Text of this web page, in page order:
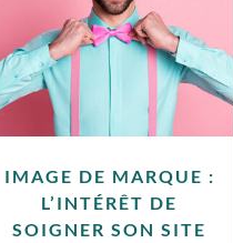
IMAGE DE MARQUE :
L’INTÉRÊT DE
SOIGNER SON SITE